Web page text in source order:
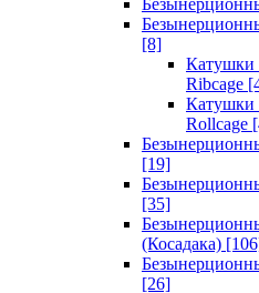
[8]
Катушки
Ribcage
Катушки
Rollcage
[19]
[35]
(Косадака)
[26]